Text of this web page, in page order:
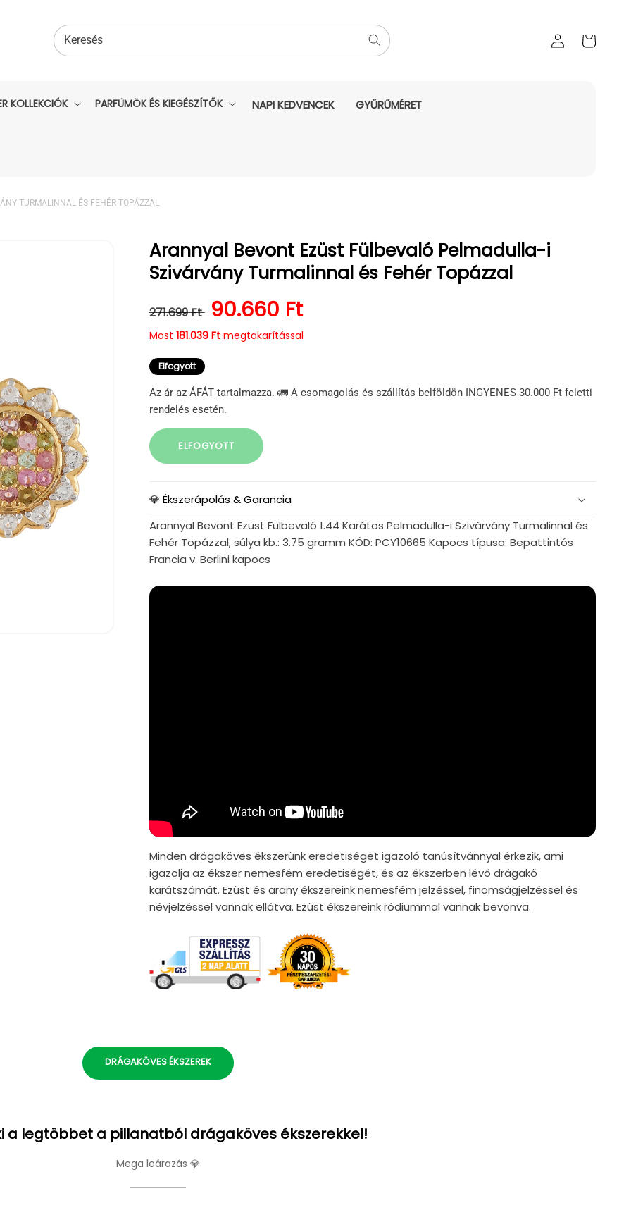
Bejelentkezés
kosara
Keresés
KOLLEKCIÓK PARFÜMÖK ÉS KIEGÉSZÍTŐK NAPI KEDVENCEK GYŰRŰMÉRET
TURMALINNAL ÉS FEHÉR TOPÁZZAL
Arannyal Bevont Ezüst Fülbevaló Pelmadulla-i
Szivárvány Turmalinnal és Fehér Topázzal
Normál ár
271.699 FtKedvezményes ár
90.660 Ft
Most 181.039 Ftmegtakarítással
Elfogyott
Az ár az ÁFÁT tartalmazza. 🚛 A csomagolás és szállítás belföldön INGYENES 30.000 Ft feletti
rendelés esetén.
ELFOGYOTT
💎 Ékszerápolás & Garancia
Arannyal Bevont Ezüst Fülbevaló 1.44 Karátos Pelmadulla-i Szivárvány Turmalinnal és
Fehér Topázzal, súlya kb.: 3.75 gramm KÓD: PCY10665 Kapocs típusa: Bepattintós
Francia v. Berlini kapocs
Minden drágaköves ékszerünk eredetiséget igazoló tanúsítvánnyal érkezik, ami
igazolja az ékszer nemesfém eredetiségét, és az ékszerben lévő drágakő
karátszámát. Ezüst és arany ékszereink nemesfém jelzéssel, finomságjelzéssel és
névjelzéssel vannak ellátva. Ezüst ékszereink ródiummal vannak bevonva.
DRÁGAKÖVES ÉKSZEREK
a legtöbbet a pillanatból drágaköves ékszerekkel!
Mega leárazás 💎